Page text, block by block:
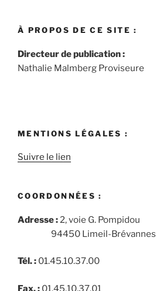
À PROPOS DE CE SITE :
Directeur de publication :
Nathalie Malmberg Proviseure
MENTIONS LÉGALES :
Suivre le lien
COORDONNÉES :
Adresse :2, voie G. Pompidou
94450 Limeil-Brévannes
Tél. : 01.45.10.37.00
Fax. : 01.45.10.37.01